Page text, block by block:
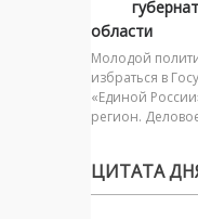
области
Молодой
избраться в
«Единой
регион.
ЦИТАТА